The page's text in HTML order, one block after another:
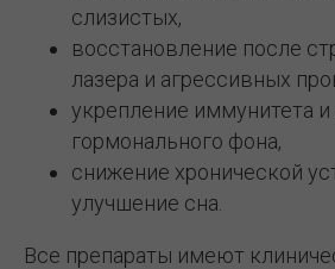
слизистых,
восстановление после
лазера и агрессивных
укрепление иммунитета
гормонального фона,
снижение хронической
улучшение сна.
Все препараты имеют